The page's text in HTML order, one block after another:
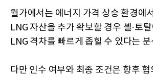
월가에서는 에너지 가격 상승 환경에
LNG 자산을 추가 확보할 경우 셸·토
LNG 격차를 빠르게 좁힐 수 있다는
다만 인수 여부와 최종 조건은 향후